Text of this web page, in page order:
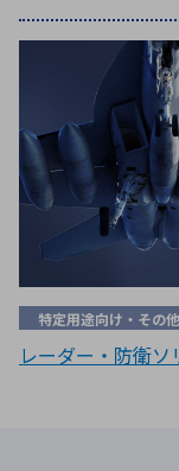
特定用途向け・その他
レーダー・防衛ソ